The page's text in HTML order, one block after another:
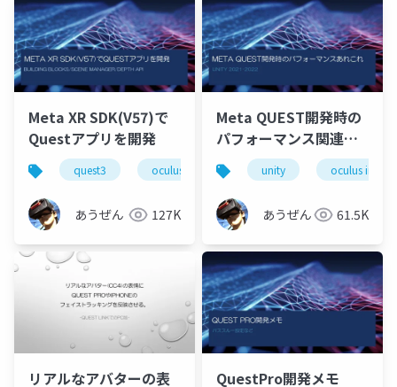
Meta XR SDK(V57)で
Questアプリを開発
quest3 oculus integration unity building
あうぜん 127K
Meta QUEST開発時の
パフォーマンス関連の
あれこれunity oculus
あうぜん 61.5K
リアルなアバターの表
QuestPro開発メモ